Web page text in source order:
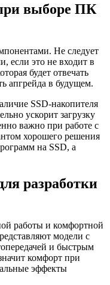
выборе ПК
Не следует
если это не входит в
будет отвечать
апгрейда в будущем.
SSD-накопителя
ускорит загрузку
важно при работе с
хорошего решения
на SSD, а
разработки
работы и комфортной
модели с
и быстрым
комфорт при
эффекты